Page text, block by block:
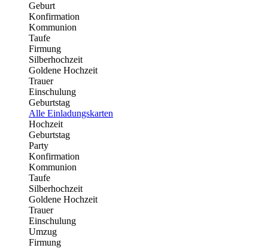
Geburt
Konfirmation
Kommunion
Taufe
Firmung
Silberhochzeit
Goldene Hochzeit
Trauer
Einschulung
Geburtstag
Alle Einladungskarten
Hochzeit
Geburtstag
Party
Konfirmation
Kommunion
Taufe
Silberhochzeit
Goldene Hochzeit
Trauer
Einschulung
Umzug
Firmung